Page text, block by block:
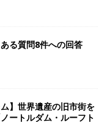
る質問8件への回答
】世界遺産の旧市街を
ートルダム・ルーフト